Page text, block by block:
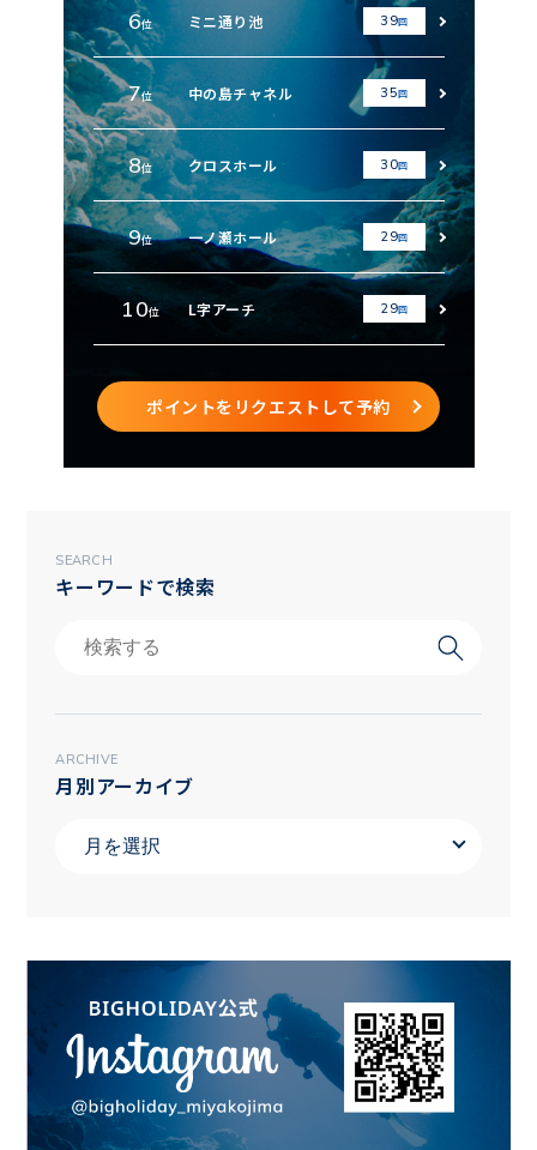
6位 ミニ通り池 39回
7位 中の島チャネル 35回
8位 クロスホール 30回
9位 一ノ瀬ホール 29回
10位 L字アーチ 29回
ポイントをリクエストして予約
SEARCH
キーワードで検索
ARCHIVE
月別アーカイブ